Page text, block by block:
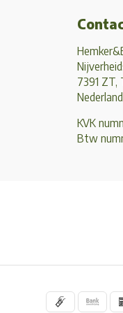
7391 ZT,
Nederland
KVK
Btw